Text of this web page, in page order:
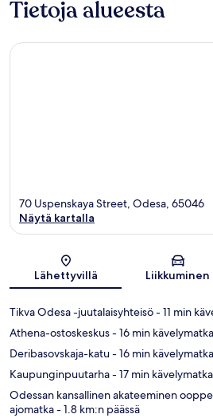
Tietoja alueesta
Kartta
70 Uspenskaya Street, Odesa, 65046
Näytä kartalla
Lähettyvillä Liikkuminen
Tikva Odesa -juutalaisyhteisö- 11 min
Athena-ostoskeskus- 16 min kävelymatka
Deribasovskaja-katu- 16 min kävelymatka
Kaupunginpuutarha- 17 min kävelymatka
Odessan kansallinen akateeminen
ajomatka- 1.8 km:n päässä